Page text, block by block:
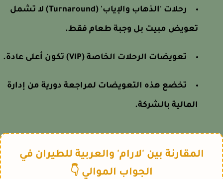
رحلات 'الذهاب والإياب' (Turnaround) لا تشمل
تعويض مبيت بل وجبة طعام فقط.
تعويضات الرحلات الخاصة (VIP) تكون أعلى عادة.
تخضع هذه التعويضات لمراجعة دورية من إدارة
المالية بالشركة.
المقارنة بين 'لارام' والعربية للطيران في
الجواب الموالي 👇